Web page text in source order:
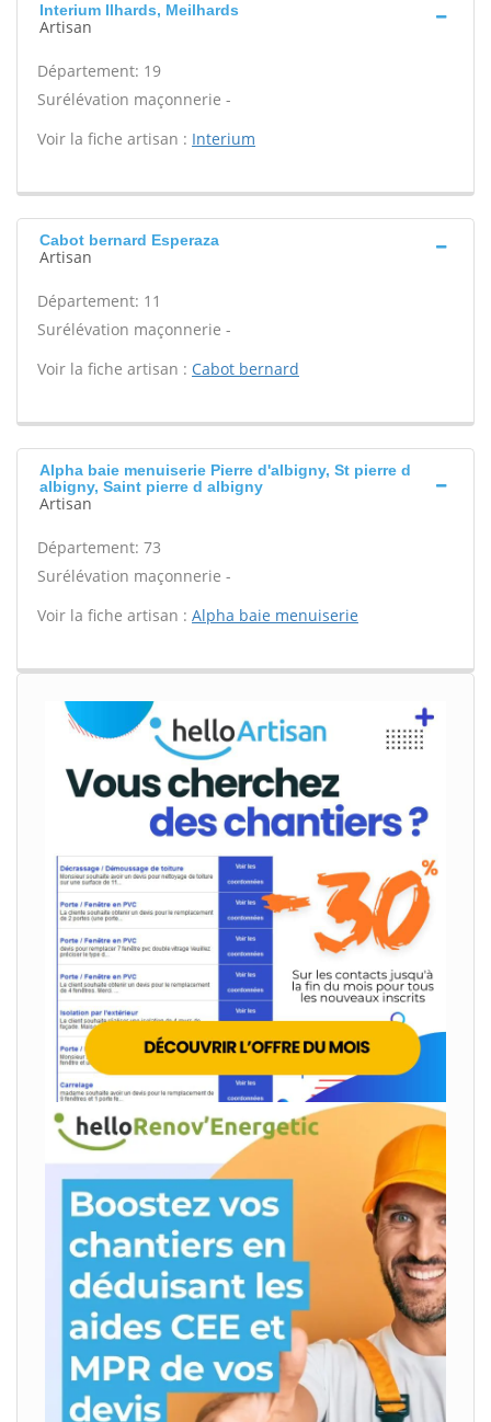
Interium Ilhards, Meilhards
Artisan
Département: 19
Surélévation maçonnerie -
Voir la fiche artisan : Interium
Cabot bernard Esperaza
Artisan
Département: 11
Surélévation maçonnerie -
Voir la fiche artisan : Cabot bernard
Alpha baie menuiserie Pierre d'albigny, St pierre d
albigny, Saint pierre d albigny
Artisan
Département: 73
Surélévation maçonnerie -
Voir la fiche artisan : Alpha baie menuiserie